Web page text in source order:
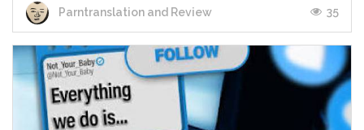
Parntranslation and Review 35